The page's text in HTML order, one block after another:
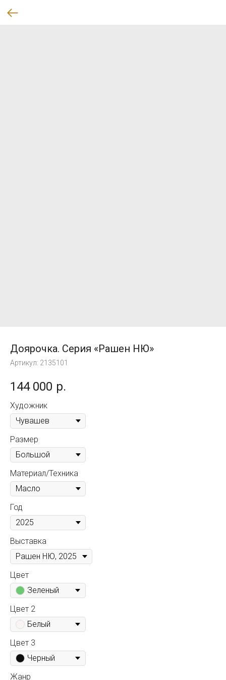
Доярочка. Серия «Рашен НЮ»
Артикул: 2135101
144 000 р.
Художник
Размер
Материал/Техника
Год
Выставка
Цвет
Зеленый
Цвет 2
Белый
Цвет 3
Черный
Жанр